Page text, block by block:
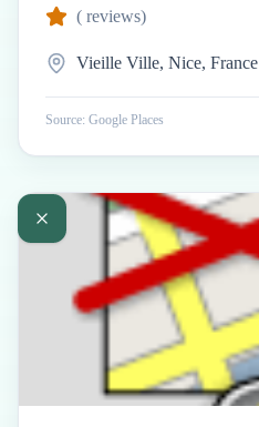
( reviews)
Vieille Ville, Nice, France
Source: Google Places